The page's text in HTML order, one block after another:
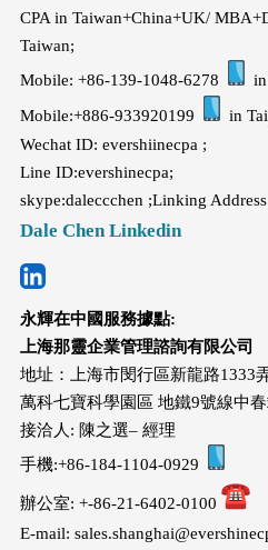
CPA in Taiwan+China+UK/
Taiwan;
Mobile: +86-139-1048-6278
Mobile:+886-933920199
in
Wechat ID: evershiinecpa ;
Line ID:evershinecpa;
skype:daleccchen ;Linking
Dale Chen Linkedin
永輝在中國服務據點:
上海那靈企業管理諮詢有限公司
地址：上海市閔行區新龍路1333
萬科七寶科學園區 地鐵9號線中
接洽人: 陳之選– 經理
手機:+86-184-1104-0929
辦公室: +-86-21-6402-0100
E-mail: